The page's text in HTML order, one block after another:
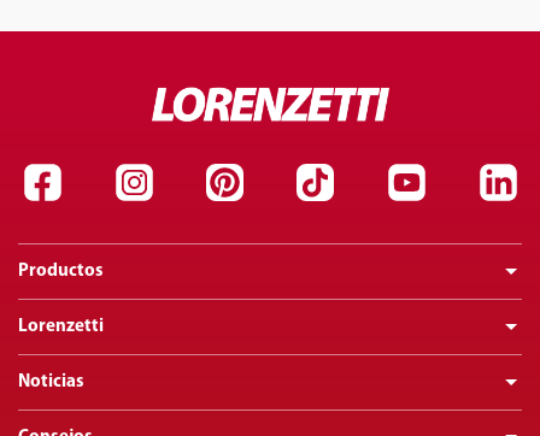
Productos
Lorenzetti
Noticias